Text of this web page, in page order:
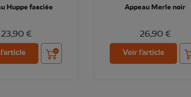
Huppe fasciée
23,90 €
Ajouter au panier
Appeau Merle noir
26,90 €
Voir l'article